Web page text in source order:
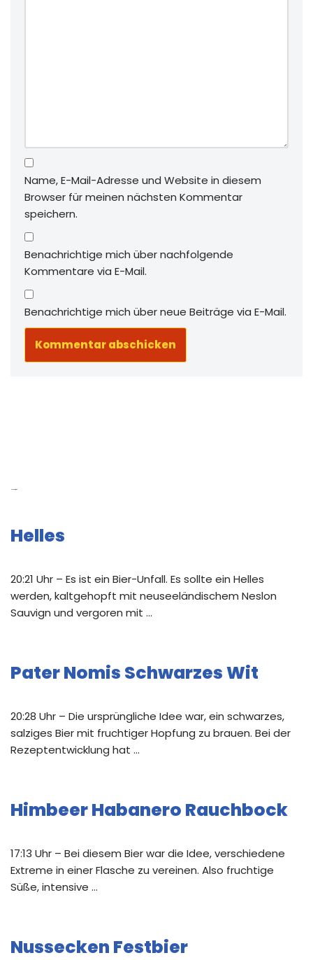
Name, E-Mail-Adresse und Website in diesem
Browser für meinen nächsten Kommentar
speichern.
Benachrichtige mich über nachfolgende
Kommentare via E-Mail.
Benachrichtige mich über neue Beiträge via E-Mail.
Helles
20:21 Uhr – Es ist ein Bier-Unfall. Es sollte ein Helles
werden, kaltgehopft mit neuseeländischem Neslon
Sauvign und vergoren mit …
Pater Nomis Schwarzes Wit
20:28 Uhr – Die ursprüngliche Idee war, ein schwarzes,
salziges Bier mit fruchtiger Hopfung zu brauen. Bei der
Rezeptentwicklung hat …
Himbeer Habanero Rauchbock
17:13 Uhr – Bei diesem Bier war die Idee, verschiedene
Extreme in einer Flasche zu vereinen. Also fruchtige
Süße, intensive …
Nussecken Festbier